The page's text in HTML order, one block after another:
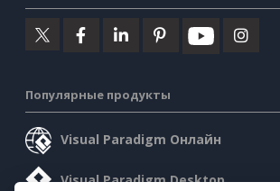
Популярные продукты
Visual Paradigm Онлайн
Visual Paradigm Desktop